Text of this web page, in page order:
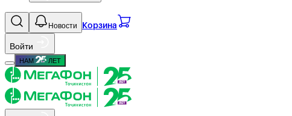
Новости Корзина
Войти
НАМ ЛЕТ